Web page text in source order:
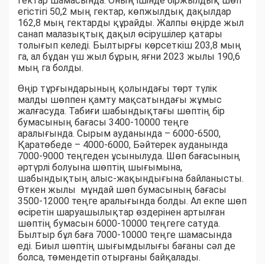
егістігі 50,2 мың гектар, көпжылдық дақылдар
162,8 мың гектарды құрайды. Жалпы өңірде жыл
санап малазықтық дақыл өсірушілер қатары
толығып келеді. Былтырғы көрсеткіш 203,8 мың
га, ал бұдан үш жыл бұрын, яғни 2023 жылы 190,6
мың га болды.
Өңір тұрғындарының қолындағы төрт түлік
малды шөппен қамту мақсатындағы жұмыс
жалғасуда. Табиғи шабындықтағы шөптің бір
бумасының бағасы 3400-10000 теңге
аралығында. Сырым ауданында – 6000-6500,
Қаратөбеде – 4000-6000, Бәйтерек ауданында
7000-9000 теңгеден ұсынылуда. Шөп бағасының
әртүрлі болуына шөптің шығымына,
шабындықтың алыс-жақындығына байланысты.
Өткен жылы мұндай шөп бумасының бағасы
3500-12000 теңге аралығында болды. Ал екпе шөп
өсіретін шаруашылықтар өздерінен артылған
шөптің бумасын 6000-10000 теңгеге сатуда.
Былтыр бұл баға 7000-10000 теңге шамасында
еді. Биыл шөптің шығымдылығы бағаны сәл де
болса, төмендетіп отырғаны байқалады.